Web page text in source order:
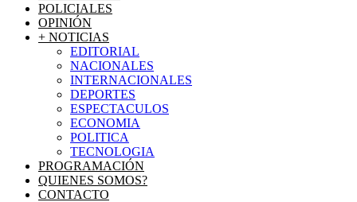
POLICIALES
OPINIÓN
+ NOTICIAS
EDITORIAL
NACIONALES
INTERNACIONALES
DEPORTES
ESPECTACULOS
ECONOMIA
POLITICA
TECNOLOGIA
PROGRAMACIÓN
QUIENES SOMOS?
CONTACTO